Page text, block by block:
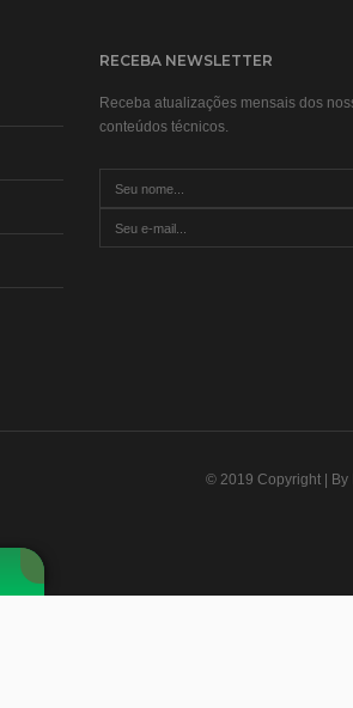
RECEBA NEWSLETTER
Receba atualizações mensais dos
conteúdos técnicos.
© 2019 Copyright | By